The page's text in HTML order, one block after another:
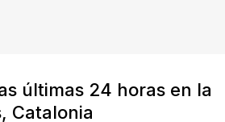
últimas 24 horas en la
Catalonia